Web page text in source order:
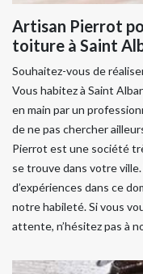
Artisan Pierrot
toiture à Saint
Souhaitez-vous de
Vous habitez à Saint
en main par un
de ne pas chercher
Pierrot est une société
se trouve dans votre
d’expériences dans ce
notre habileté. Si vous
attente, n’hésitez pas à